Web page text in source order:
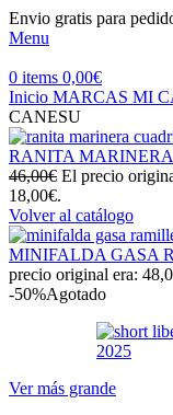
Envio gratis para
Menu
0 items 0,00€
Inicio MARCAS MI
CANESU
RANITA
46,00€ El precio
18,00€.
Volver al catálogo
MINIFALDA GASA
precio original era:
-50%Agotado
Ver más grande